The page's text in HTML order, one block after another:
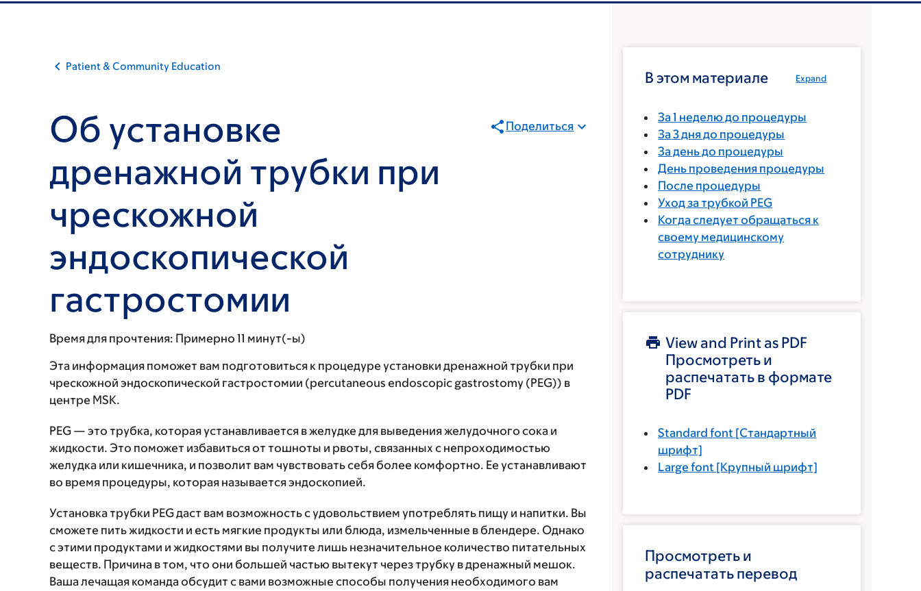
Patient & Community Education
Об установке
дренажной трубки при
чрескожной
эндоскопической
гастростомии
Поделиться
Время для прочтения: Примерно 11 минут(-ы)
Эта информация поможет вам подготовиться к процедуре установки дренажной трубки при
чрескожной эндоскопической гастростомии (percutaneous endoscopic gastrostomy (PEG)) в
центре MSK.
PEG — это трубка, которая устанавливается в желудке для выведения желудочного сока и
жидкости. Это поможет избавиться от тошноты и рвоты, связанных с непроходимостью
желудка или кишечника, и позволит вам чувствовать себя более комфортно. Ее устанавливают
во время процедуры, которая называется эндоскопией.
Установка трубки PEG даст вам возможность с удовольствием употреблять пищу и напитки. Вы
сможете пить жидкости и есть мягкие продукты или блюда, измельченные в блендере. Однако
с этими продуктами и жидкостями вы получите лишь незначительное количество питательных
веществ. Причина в том, что они большей частью вытекут через трубку в дренажный мешок.
Ваша лечащая команда обсудит с вами возможные способы получения необходимого вам
Expand
В этом материале
За 1 неделю до процедуры
За 3 дня до процедуры
За день до процедуры
День проведения процедуры
После процедуры
Уход за трубкой PEG
Когда следует обращаться к
своему медицинскому
сотруднику
View and Print as PDF
Просмотреть и
распечатать в формате
PDF
Standard font [Стандартный
шрифт]
Large font [Крупный шрифт]
Просмотреть и
распечатать перевод